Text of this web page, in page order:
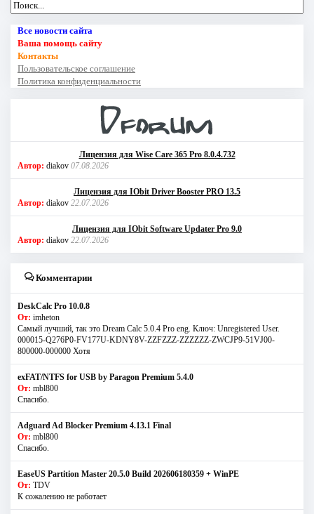
Все новости сайта
Ваша помощь сайту
Контакты
Пользовательское соглашение
Политика конфиденциальности
Лицензия для Wise Care 365 Pro 8.0.4.732
Автор: diakov 07.08.2026
Лицензия для IObit Driver Booster PRO 13.5
Автор: diakov 22.07.2026
Лицензия для IObit Software Updater Pro 9.0
Автор: diakov 22.07.2026
Комментарии
DeskCalc Pro 10.0.8
От: imheton
Самый лучший, так это Dream Calc 5.0.4 Pro eng. Ключ: Unregistered User.
000015-Q276P0-FV177U-KDNY8V-ZZFZZZ-ZZZZZZ-ZWCJP9-51VJ00-
800000-000000 Хотя
exFAT/NTFS for USB by Paragon Premium 5.4.0
От: mbl800
Спасибо.
Adguard Ad Blocker Premium 4.13.1 Final
От: mbl800
Спасибо.
EaseUS Partition Master 20.5.0 Build 202606180359 + WinPE
От: TDV
К сожалению не работает